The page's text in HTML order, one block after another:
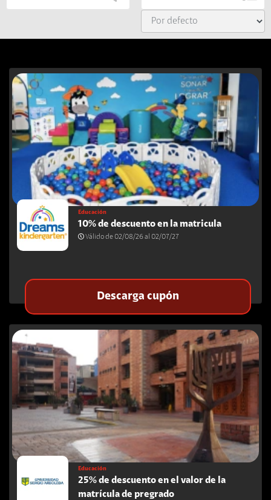
Educación
10% de descuento en la matricula
Válido de 02/08/26 al 02/07/27
Descarga cupón
Educación
25% de descuento en el valor de la
matrícula de pregrado